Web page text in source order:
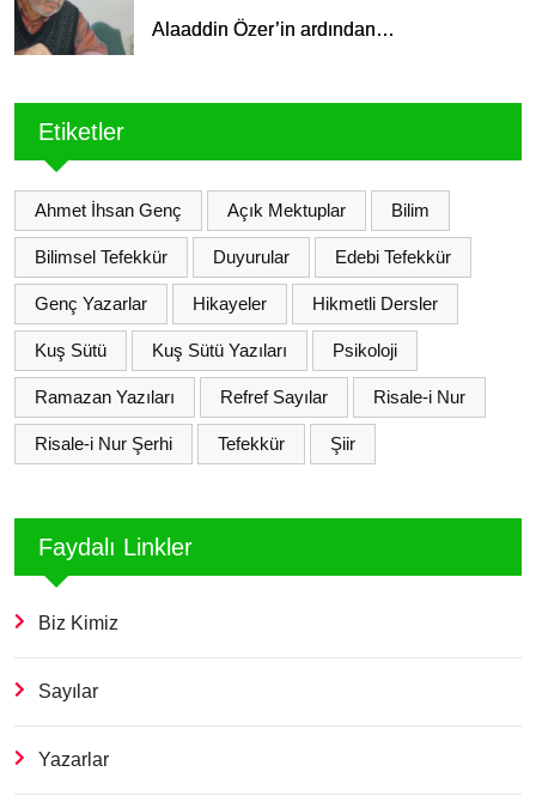
Alaaddin Özer’in ardından…
Etiketler
Ahmet İhsan Genç Açık Mektuplar Bilim
Bilimsel Tefekkür Duyurular Edebi Tefekkür
Genç Yazarlar Hikayeler Hikmetli Dersler
Kuş Sütü Kuş Sütü Yazıları Psikoloji
Ramazan Yazıları Refref Sayılar Risale-i Nur
Risale-i Nur Şerhi Tefekkür Şiir
Faydalı Linkler
Biz Kimiz
Sayılar
Yazarlar